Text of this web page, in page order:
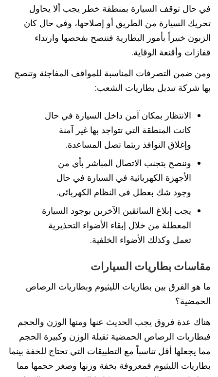
في حال توقف السيارة بمنطقة خطر يجب ألا يحاول
تحريك السيارة من الطريق أو إصلاحها، وفي حال كان
الزبون خبيراً بأمور البطارية فننصح بفحصها وارتداء
قفازات وأقنعة الوقاية.
ومن ضمن التصرفات المناسبة للمواقف المفاجئة وتنصح
بها شركة تبديل بطاريات الشعب:
الانتظار بمكان آمن داخل السيارة في حال
كانت المنطقة التي تتواجد بها غير آمنة
وإغلاق النوافذ ريثما تصل المساعدة.
وننصح بتجنب الاتصال المباشر بأي من
الأجهزة الكهربائية في السيارة في حال
وجود شك بعطل في النظام الكهربائي.
يجب إبلاغ السائقين الآخرين بوجود السيارة
المعطلة من خلال إبقاء الأضواء التحذيرية
تعمل وكذلك الأضواء الخلفية.
مقاسات بطاريات السيارات
ما هو الفرق بين بطاريات الليثيوم وبطاريات الرصاص
الحمضية؟
هناك عدة فروق يجب الحديث عنها ومنها الوزن والحجم
فبطاريات الرصاص الحمضية ثقيلة الوزن وكبيرة الحجم
مما يجعلها أقل تناسباً مع التطبيقات التي تحتاج للخفة بينما
بطاريات الليثيوم فمعروفة بخفة وزنها وصغر حجمها مما